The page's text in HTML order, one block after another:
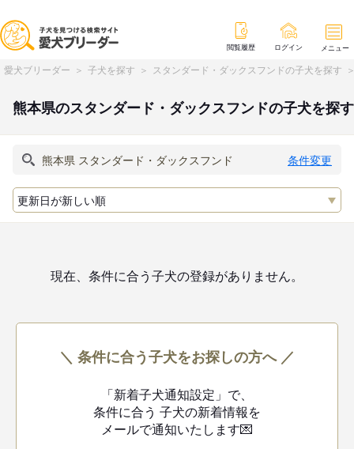
閲覧履歴 ログイン メニュー
愛犬ブリーダー 子犬を探す スタンダード・ダックスフンドの子犬を探す
熊本県のスタンダード・ダックスフンドの子犬を探す
条件変更
現在、条件に合う子犬の登録がありません。
＼ 条件に合う子犬をお探しの方へ ／
「新着子犬通知設定」で、
条件に合う 子犬の新着情報を
メールで通知いたします💌